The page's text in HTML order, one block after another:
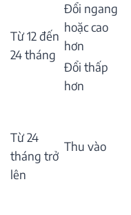
Từ 12 đến
24 tháng
Đổi ngang
hoặc cao
hơn
Đổi thấp
hơn
Từ 24
tháng trở
lên
Thu vào